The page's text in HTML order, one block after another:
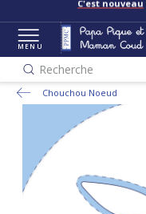
C'est nouveau
MENU
Recherche
Chouchou Noeud